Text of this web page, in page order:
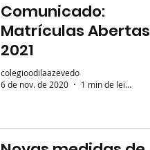
Comunicado:
Matrículas Abertas -
2021
colegioodilaazevedo
6 de nov. de 2020
1 min de leitura